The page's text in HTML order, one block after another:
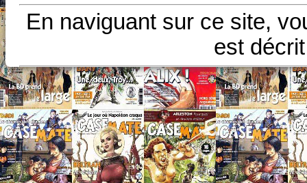
En naviguant sur ce site,
est